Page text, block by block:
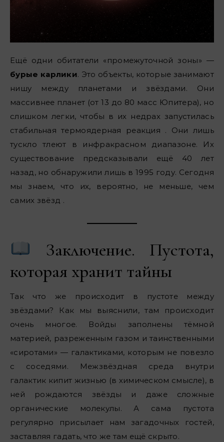
Ещё одни обитатели «промежуточной зоны» —
бурые карлики. Это объекты, которые занимают
нишу между планетами и звёздами. Они
массивнее планет (от 13 до 80 масс Юпитера), но
слишком легки, чтобы в их недрах запустилась
стабильная термоядерная реакция . Они лишь
тускло тлеют в инфракрасном диапазоне. Их
существование предсказывали ещё 40 лет
назад, но обнаружили лишь в 1995 году. Сегодня
мы знаем, что их, вероятно, не меньше, чем
самих звёзд .
Заключение. Пустота,
которая хранит тайны
Так что же происходит в пустоте между
звёздами? Как мы выяснили, там происходит
очень многое. Войды заполнены тёмной
материей, разреженным газом и таинственными
«сиротами» — галактиками, которым не повезло
с соседями. Межзвёздная среда внутри
галактик кипит жизнью (в химическом смысле), в
ней рождаются звёзды и даже сложные
органические молекулы. А сама пустота
регулярно присылает нам загадочных гостей,
заставляя гадать, что же там ещё скрыто.